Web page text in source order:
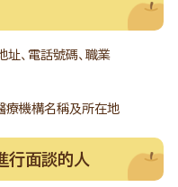
址、電話號碼、職業
療機構名稱及所在地
行面談的人